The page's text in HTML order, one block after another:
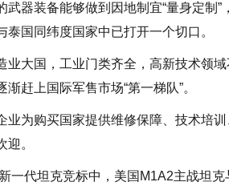
武器装备能够做到因地制宜“量身定制
泰国同纬度国家中已打开一个切口。
业大国，工业门类齐全，高新技术领
赶上国际军售市场“第一梯队”。
业为购买国家提供维修保障、技术培
。
一代坦克竞标中，美国M1A2主战坦